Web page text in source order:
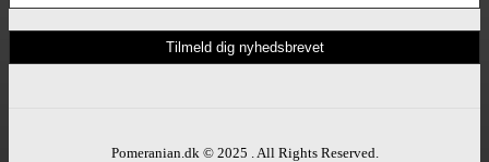
Pomeranian.dk © 2025 . All Rights Reserved.